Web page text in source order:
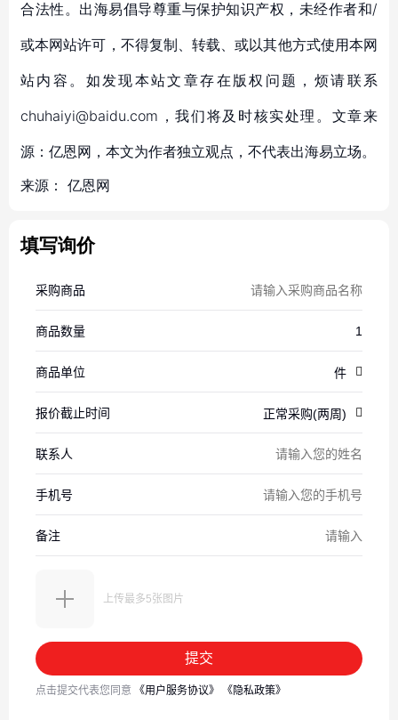
合法性。出海易倡导尊重与保护知识产权，未经作者和/
或本网站许可，不得复制、转载、或以其他方式使用本网
站内容。如发现本站文章存在版权问题，烦请联系
chuhaiyi@baidu.com，我们将及时核实处理。文章来
源：亿恩网，本文为作者独立观点，不代表出海易立场。
来源： 亿恩网
填写询价